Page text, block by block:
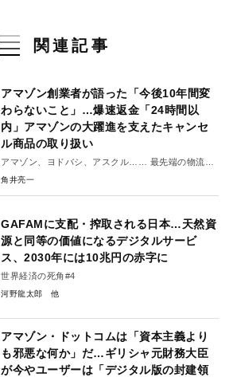
関連記事
アマゾン創業者が語った「今後10年間変
わらないこと」…爆速返金「24時間以
内」アマゾンの大躍進を支えたキャンセ
ル商品の取り扱い
アマゾン、ヨドバシ、アスクル…… 最先端の物流戦
略 #3
角井亮一
GAFAMに支配・搾取される日本…天然資
源と同等の価値になるデジタルサービ
ス、2030年には10兆円の赤字に
世界経済の死角#4
河野龍太郎
アマゾン・ドットコムは「資本主義より
も邪悪な何か」だ…ギリシャ元財務大臣
が今やユーザーは「デジタル版の封建領